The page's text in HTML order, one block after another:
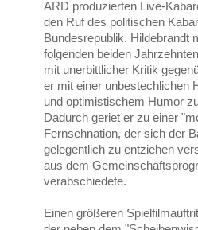
ARD produzierten Live-
den Ruf des politischen
Bundesrepublik. Hildebrandt
folgenden beiden
mit unerbittlicher Kritik
er mit einer unbestechlichen
und optimistischem Humor
Dadurch geriet er zu einer
Fernsehnation, der sich der
gelegentlich zu entziehen
aus dem
verabschiedete.
Einen größeren